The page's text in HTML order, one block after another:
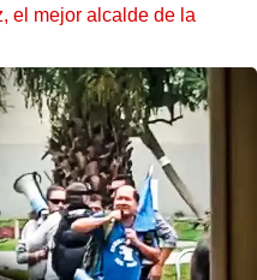
el mejor alcalde de la